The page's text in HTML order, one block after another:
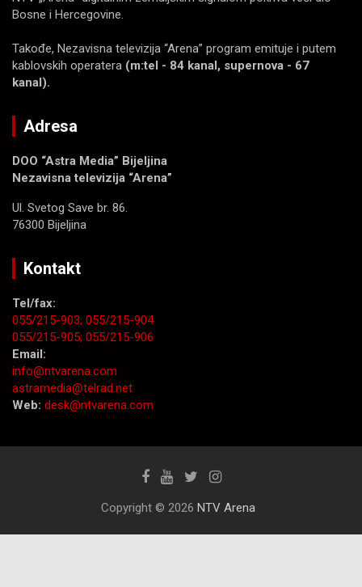
Bosne i Hercegovine.
Takođe, Nezavisna televizija “Arena” program emituje i putem
kablovskih operatera (m:tel - 84 kanal, supernova - 67
kanal).
Adresa
DOO “Astra Media” Bijeljina
Nezavisna televizija “Arena”
Ul. Svetog Save br. 86.
76300 Bijeljina
Kontakt
Tel/fax:
055/215-903; 055/215-904
055/215-905; 055/215-906
Email:
info@ntvarena.com
astramedia@telrad.net
Web: desk@ntvarena.com
Copyright © 2026 NTV Arena